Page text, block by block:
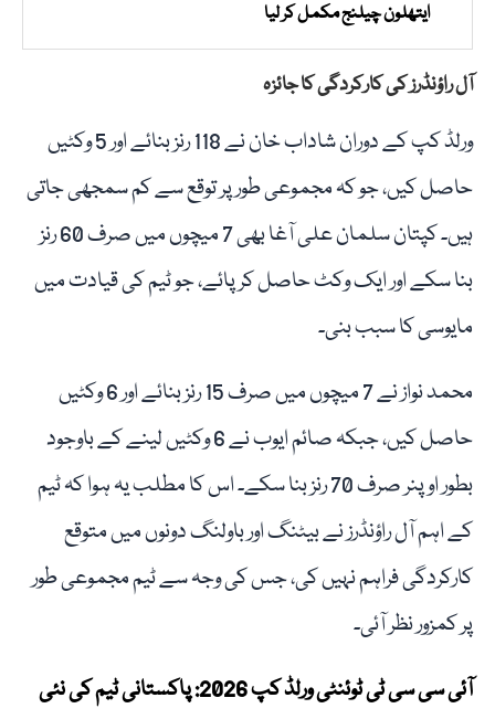
ایتھلون چیلنج مکمل کر لیا
آل راؤنڈرز کی کارکردگی کا جائزہ
ورلڈ کپ کے دوران شاداب خان نے 118 رنز بنائے اور 5 وکٹیں
حاصل کیں، جو کہ مجموعی طور پر توقع سے کم سمجھی جاتی
ہیں۔ کپتان سلمان علی آغا بھی 7 میچوں میں صرف 60 رنز
بنا سکے اور ایک وکٹ حاصل کر پائے، جو ٹیم کی قیادت میں
مایوسی کا سبب بنی۔
محمد نواز نے 7 میچوں میں صرف 15 رنز بنائے اور 6 وکٹیں
حاصل کیں، جبکہ صائم ایوب نے 6 وکٹیں لینے کے باوجود
بطور اوپنر صرف 70 رنز بنا سکے۔ اس کا مطلب یہ ہوا کہ ٹیم
کے اہم آل راؤنڈرز نے بیٹنگ اور باولنگ دونوں میں متوقع
کارکردگی فراہم نہیں کی، جس کی وجہ سے ٹیم مجموعی طور
پر کمزور نظر آئی۔
آئی سی سی ٹی ٹوئنٹی ورلڈ کپ 2026: پاکستانی ٹیم کی نئی